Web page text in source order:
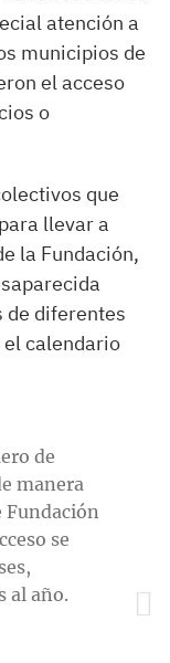
atención a
municipios de
el acceso
o
que
llevar a
la Fundación,
de diferentes
calendario
de
manera
Fundación
se
al año.